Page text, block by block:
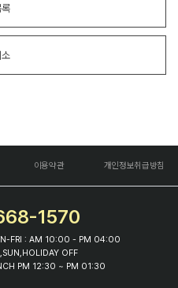
이용약관 개인정보취급방침
1570
FRI : AM 10:00 - PM 04:00
OFF
PM 12:30 ~ PM 01:30